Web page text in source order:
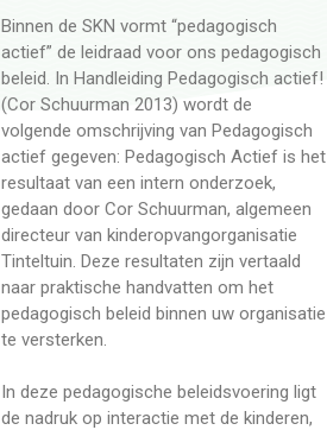
Binnen de SKN vormt “pedagogisch
actief” de leidraad voor ons pedagogisch
beleid. In Handleiding Pedagogisch actief!
(Cor Schuurman 2013) wordt de
volgende omschrijving van Pedagogisch
actief gegeven: Pedagogisch Actief is het
resultaat van een intern onderzoek,
gedaan door Cor Schuurman, algemeen
directeur van kinderopvangorganisatie
Tinteltuin. Deze resultaten zijn vertaald
naar praktische handvatten om het
pedagogisch beleid binnen uw organisatie
te versterken.
In deze pedagogische beleidsvoering ligt
de nadruk op interactie met de kinderen,